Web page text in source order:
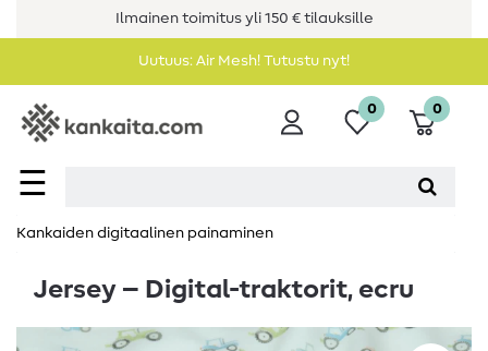
Ilmainen toimitus yli 150 € tilauksille
Uutuus: Air Mesh! Tutustu nyt!
☰
0 0
Kankaiden digitaalinen painaminen
Jersey – Digital-traktorit, ecru